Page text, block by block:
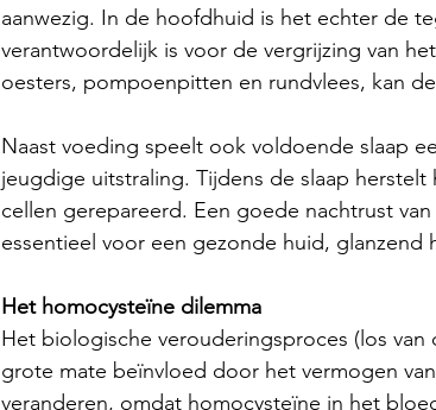
aanwezig. In de hoofdhuid is het echter de
verantwoordelijk is voor de vergrijzing van
oesters, pompoenpitten en rundvlees, kan
Naast voeding speelt ook voldoende slaap
jeugdige uitstraling. Tijdens de slaap
cellen gerepareerd. Een goede nachtrust
essentieel voor een gezonde huid, glanzend
Het homocysteïne dilemma
Het biologische verouderingsproces (los
grote mate beïnvloed door het vermogen
veranderen, omdat homocysteïne in het